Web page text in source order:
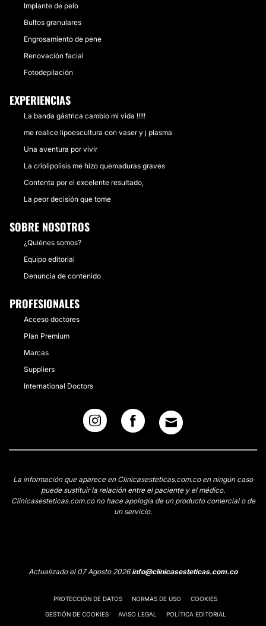
Implante de pelo
Bultos granulares
Engrosamiento de pene
Renovación facial
Fotodepilación
EXPERIENCIAS
La banda gástrica cambio mi vida !!!!!
me realice lipoescultura con vaser y j plasma
Una aventura por vivir
La criolipolisis me hizo quemaduras graves
Contenta por el excelente resultado,
La peor decisión que tome
SOBRE NOSOTROS
¿Quiénes somos?
Equipo editorial
Denuncia de contenido
PROFESIONALES
Acceso doctores
Plan Premium
Marcas
Suppliers
International Doctors
La información que aparece en Clinicasesteticas.com.co en ningún caso
puede sustituir la relación entre el paciente y el médico.
Clinicasesteticas.com.co no hace apología de un producto comercial o de
un servicio.
Actualizado el 07 Agosto 2026info@clinicasesteticas.com.co
PROTECCIÓN DE DATOS NORMAS DE USO COOKIES
GESTIÓN DE COOKIES AVISO LEGAL POLÍTICA EDITORIAL